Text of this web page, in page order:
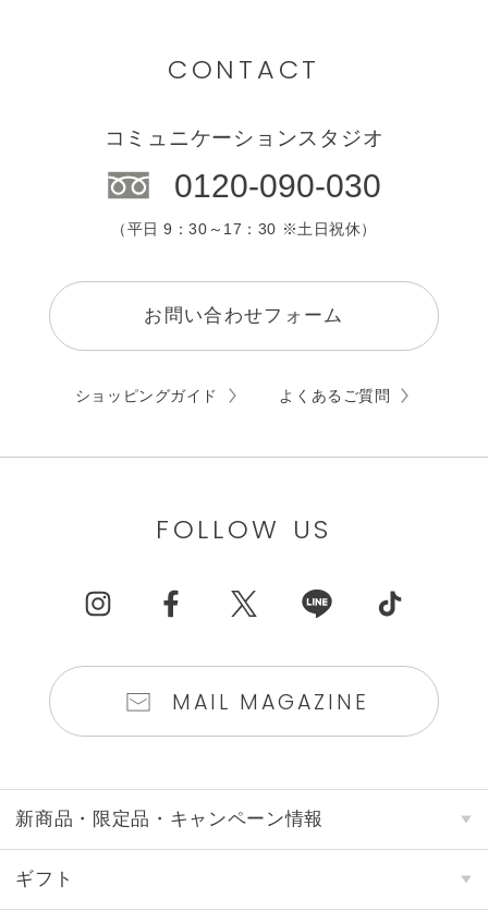
CONTACT
コミュニケーションスタジオ
0120-090-030
（平日 9：30～17：30 ※土日祝休）
お問い合わせフォーム
ショッピングガイド よくあるご質問
FOLLOW US
MAIL MAGAZINE
新商品・限定品・キャンペーン情報
ギフト